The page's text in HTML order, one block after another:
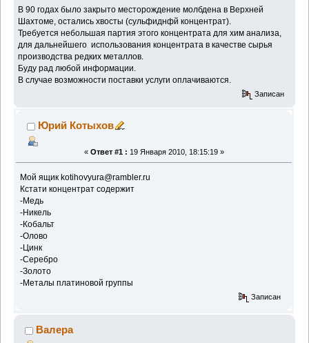
В 90 годах было закрыто месторождение молбдена в Верхней
Шахтоме, остались хвосты (сульфиднфй концентрат).
Требуется небольшая партия этого концентрата для хим анализа,
для дальнейшего использования концентрата в качестве сырья
производства редких металлов.
Буду рад любой информации.
В случае возможности поставки услуги оплачиваются.
Записан
Юрий Котыхов
« Ответ #1 : 19 Января 2010, 18:15:19 »
Мой ящик kotihovyura@rambler.ru
Кстати концентрат содержит
-Медь
-Никель
-Кобальт
-Олово
-Цинк
-Серебро
-Золото
-Металы платиновой группы
Записан
Валера